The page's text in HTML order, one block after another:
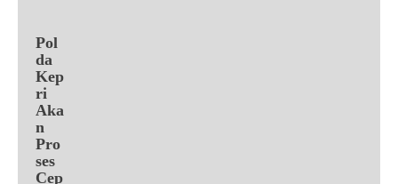
Pol
da
Kep
ri
Aka
n
Pro
ses
Cep